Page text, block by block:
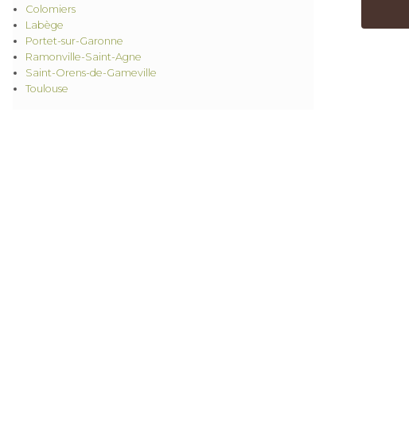
Colomiers
Labège
Portet-sur-Garonne
Ramonville-Saint-Agne
Saint-Orens-de-Gameville
Toulouse